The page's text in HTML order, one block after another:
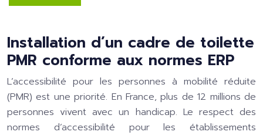
Installation d’un cadre de toilette
PMR conforme aux normes ERP
L’accessibilité pour les personnes à mobilité réduite
(PMR) est une priorité. En France, plus de 12 millions de
personnes vivent avec un handicap. Le respect des
normes d’accessibilité pour les établissements